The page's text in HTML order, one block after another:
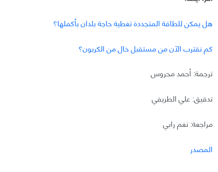
هل يمكن للطاقة المتجددة تغطية حاجة بلدان بأكملها؟
كم نقترب الآن من مستقبل خال من الكربون؟
ترجمة: أحمد محروس
تدقيق: علي الطريفي
مراجعة: نغم رابي
المصدر